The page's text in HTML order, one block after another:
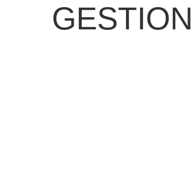
GESTION